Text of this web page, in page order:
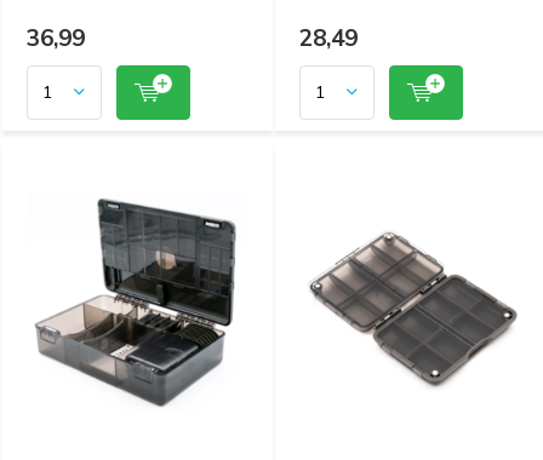
36,99 28,49